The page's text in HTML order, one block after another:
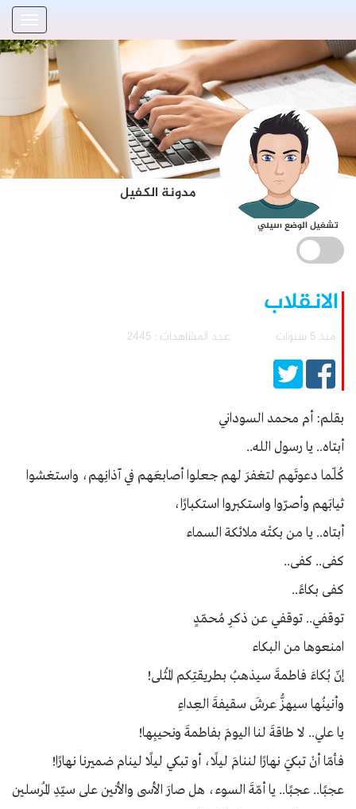
مدونة الكفيل
تشغيل الوضع الليلي
الانقلاب
منذ 5 سنوات عدد المشاهدات : 2445
بقلم: أم محمد السوداني
أبتاه.. يا رسول الله..
كُلّما دعوتَهم لتغفرَ لهم جعلوا أصابعَهم في آذانِهم، واستغشوا
ثيابَهم وأصرّوا واستكبروا استكبارًا،
أبتاه.. يا من بكتْه ملائكة السماء
كفى.. كفى..
كفى بكاءً..
توقفي.. توقفي عن ذكرِ مُحمّدٍ
امنعوها من البكاء
إنّ بُكاءَ فاطمةَ سيذهبُ بطريقتِكم المُثلى!
وأنينُها سيهزُّ عرشَ سقيفةَ العِداءِ
يا علي.. لا طاقةَ لنا اليومَ بفاطمةَ ونحيبِها!
فأمّا أنْ تبكيَ نهارًا لننامَ ليلًا، أو تبكي ليلًا لينام ضميرنا نهارًا!
عجبًا.. عجبًا.. يا أمّةَ السوء، هل صارَ الأسى والأنين على سيّدِ المُرسلين